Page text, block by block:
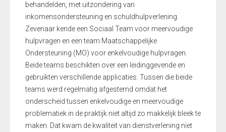
behandelden, met uitzondering van
inkomensondersteuning en schuldhulpverlening.
Zevenaar kende een Sociaal Team voor meervoudige
hulpvragen en een team Maatschappelijke
Ondersteuning (MO) voor enkelvoudige hulpvragen.
Beide teams beschikten over een leidinggevende en
gebruikten verschillende applicaties. Tussen die beide
teams werd regelmatig afgestemd omdat het
onderscheid tussen enkelvoudige en meervoudige
problematiek in de praktijk niet altijd zo makkelijk bleek te
maken. Dat kwam de kwaliteit van dienstverlening niet